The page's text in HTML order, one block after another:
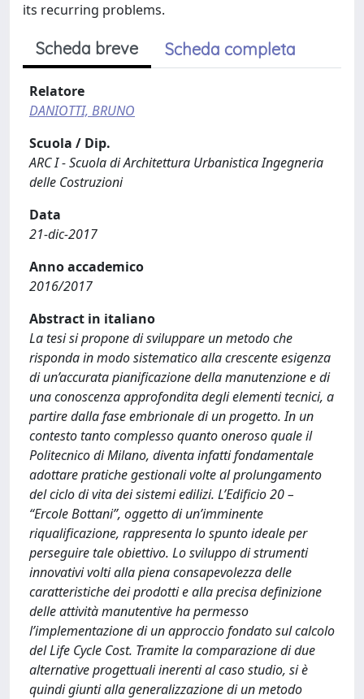
its recurring problems.
Scheda breve Scheda completa
Relatore
DANIOTTI, BRUNO
Scuola / Dip.
ARC I - Scuola di Architettura Urbanistica Ingegneria
delle Costruzioni
Data
21-dic-2017
Anno accademico
2016/2017
Abstract in italiano
La tesi si propone di sviluppare un metodo che
risponda in modo sistematico alla crescente esigenza
di un’accurata pianificazione della manutenzione e di
una conoscenza approfondita degli elementi tecnici, a
partire dalla fase embrionale di un progetto. In un
contesto tanto complesso quanto oneroso quale il
Politecnico di Milano, diventa infatti fondamentale
adottare pratiche gestionali volte al prolungamento
del ciclo di vita dei sistemi edilizi. L’Edificio 20 –
“Ercole Bottani”, oggetto di un’imminente
riqualificazione, rappresenta lo spunto ideale per
perseguire tale obiettivo. Lo sviluppo di strumenti
innovativi volti alla piena consapevolezza delle
caratteristiche dei prodotti e alla precisa definizione
delle attività manutentive ha permesso
l’implementazione di un approccio fondato sul calcolo
del Life Cycle Cost. Tramite la comparazione di due
alternative progettuali inerenti al caso studio, si è
quindi giunti alla generalizzazione di un metodo